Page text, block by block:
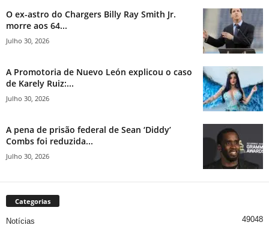
O ex-astro do Chargers Billy Ray Smith Jr.
morre aos 64...
Julho 30, 2026
A Promotoria de Nuevo León explicou o caso
de Karely Ruiz:...
Julho 30, 2026
A pena de prisão federal de Sean ‘Diddy’
Combs foi reduzida...
Julho 30, 2026
Categorias
Notícias
49048